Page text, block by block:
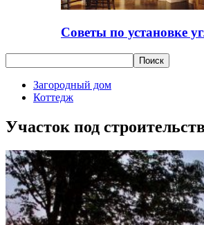
Советы по установке
Загородный дом
Коттедж
Участок под